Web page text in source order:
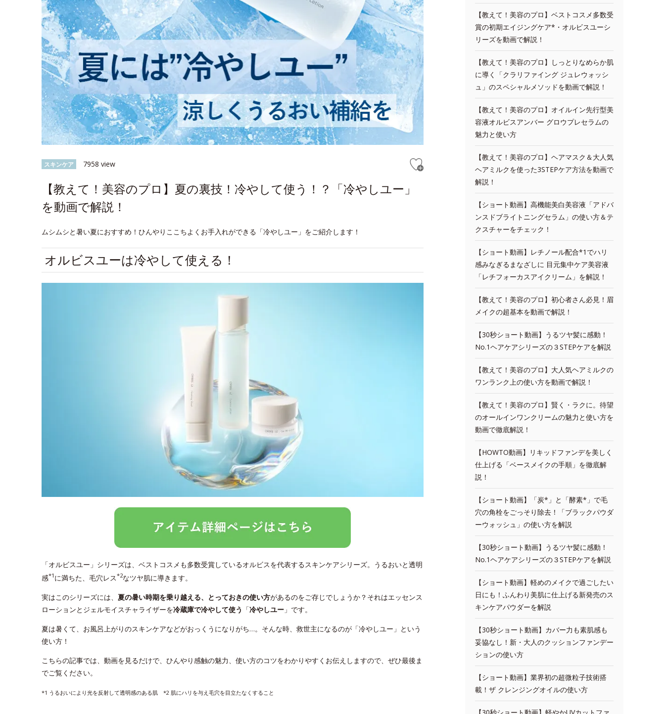
スキンケア 7958 view
【教えて！美容のプロ】夏の裏技！冷やして使う！？「冷やしユー」
を動画で解説！
ムシムシと暑い夏におすすめ！ひんやりここちよくお手入れができる「冷やしユー」をご紹介します！
オルビスユーは冷やして使える！
「オルビスユー」シリーズは、ベストコスメも多数受賞しているオルビスを代表するスキンケアシリーズ。うるおいと透明
感*1 に満ちた、毛穴レス*2なツヤ肌に導きます。
実はこのシリーズには、 夏の暑い時期を乗り越える、とっておきの使い方があるのをご存じでしょうか？それはエッセンス
ローションとジェルモイスチャライザーを冷蔵庫で冷やして使う 「冷やしユー 」です。
夏は暑くて、お風呂上がりのスキンケアなどがおっくうになりがち…。そんな時、救世主になるのが「冷やしユー」という
使い方！
こちらの記事では、動画を見るだけで、ひんやり感触の魅力、使い方のコツをわかりやすくお伝えしますので、ぜひ最後ま
でご覧ください。
*1 うるおいにより光を反射して透明感のある肌 *2 肌にハリを与え毛穴を目立たなくすること
【教えて！美容のプロ】ベストコスメ多数受
賞の初期エイジングケア*・オルビスユーシ
リーズを動画で解説！
【教えて！美容のプロ】しっとりなめらか肌
に導く「クラリファイング ジュレウォッシ
ュ」のスペシャルメソッドを動画で解説！
【教えて！美容のプロ】オイルイン先行型美
容液オルビスアンバー グロウプレセラムの
魅力と使い方
【教えて！美容のプロ】ヘアマスク＆大人気
ヘアミルクを使った3STEPケア方法を動画で
解説！
【ショート動画】高機能美白美容液「アドバ
ンスドブライトニングセラム」の使い方＆テ
クスチャーをチェック！
【ショート動画】レチノール配合*1でハリ
感みなぎるまなざしに 目元集中ケア美容液
「レチフォーカスアイクリーム」を解説！
【教えて！美容のプロ】初心者さん必見！眉
メイクの超基本を動画で解説！
【30秒ショート動画】うるツヤ髪に感動！
No.1ヘアケアシリーズの３STEPケアを解説
【教えて！美容のプロ】大人気ヘアミルクの
ワンランク上の使い方を動画で解説！
【教えて！美容のプロ】賢く・ラクに。待望
のオールインワンクリームの魅力と使い方を
動画で徹底解説！
【HOWTO動画】リキッドファンデを美しく
仕上げる「ベースメイクの手順」を徹底解
説！
【ショート動画】「炭*」と「酵素*」で毛
穴の角栓をごっそり除去！「ブラックパウダ
ーウォッシュ」の使い方を解説
【30秒ショート動画】うるツヤ髪に感動！
No.1ヘアケアシリーズの３STEPケアを解説
【ショート動画】軽めのメイクで過ごしたい
日にも！ふんわり美肌に仕上げる新発売のス
キンケアパウダーを解説
【30秒ショート動画】カバー力も素肌感も
妥協なし！新・大人のクッションファンデー
ションの使い方
【ショート動画】業界初の超微粒子技術搭
載！ザ クレンジングオイルの使い方